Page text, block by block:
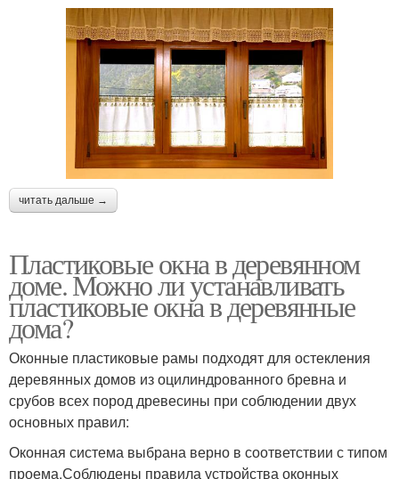
читать дальше →
Пластиковые окна в деревянном
доме. Можно ли устанавливать
пластиковые окна в деревянные
дома?
Оконные пластиковые рамы подходят для остекления
деревянных домов из оцилиндрованного бревна и
срубов всех пород древесины при соблюдении двух
основных правил:
Оконная система выбрана верно в соответствии с типом
проема.Соблюдены правила устройства оконных